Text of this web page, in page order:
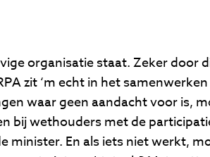
organisatie staat. Zeker door
zit ‘m echt in het
waar geen aandacht voor is,
bij wethouders met de
minister. En als iets niet werkt,